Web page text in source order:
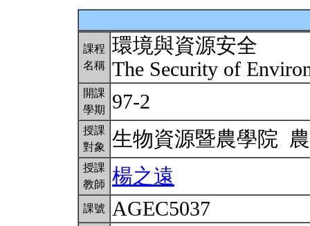
課程
名稱
環境與資源安全
The Security of
開課
學期
97-2
授課
對象
生物資源暨農學院
授課
教師
楊之遠
課號 AGEC5037